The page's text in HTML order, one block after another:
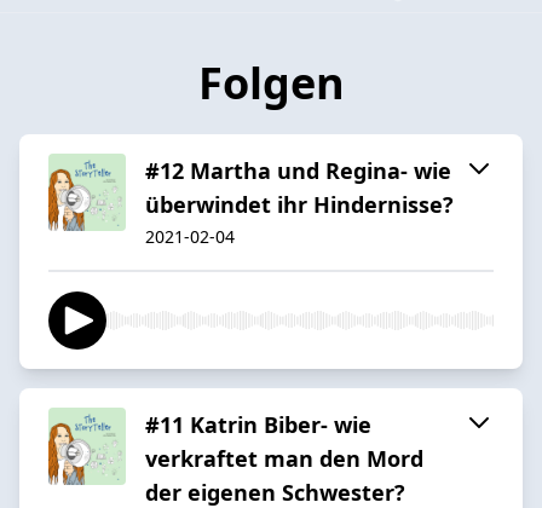
Folgen
#12 Martha und Regina- wie
überwindet ihr Hindernisse?
2021-02-04
#11 Katrin Biber- wie
verkraftet man den Mord
der eigenen Schwester?